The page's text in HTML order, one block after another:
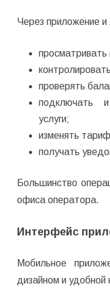
Через приложение
проверять
подключать
услуги;
изменять
получать
Большинство
офиса оператора.
Интерфейс
Мобильное
дизайном и удобной